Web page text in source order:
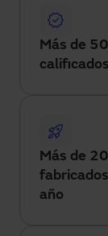
Más de
calificados
Más de
año